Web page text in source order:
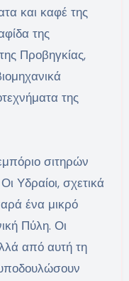
και καφέ της
της
Προβηγκίας,
της
σιτηρών
Υδραίοι, σχετικά
ένα μικρό
Πύλη. Οι
από αυτή τη